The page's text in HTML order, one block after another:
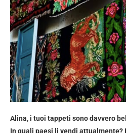
Alina, i tuoi tappeti sono davvero
In quali paesi li vendi attualmente?